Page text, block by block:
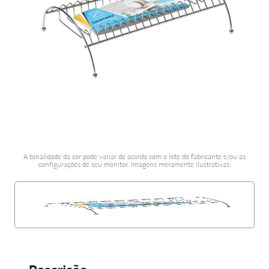
A tonalidade da cor pode variar de acordo com o lote do fabricante e/ou as
configurações de seu monitor. Imagens meramente ilustrativas.
10º porcelanato